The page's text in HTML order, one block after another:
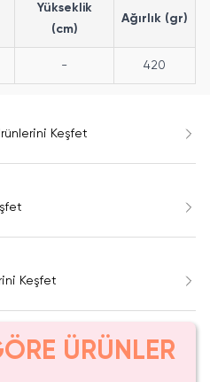
Yükseklik
(cm)
Ağırlık (gr)
- 420
Keşfet
Keşfet
ÜRÜNLER